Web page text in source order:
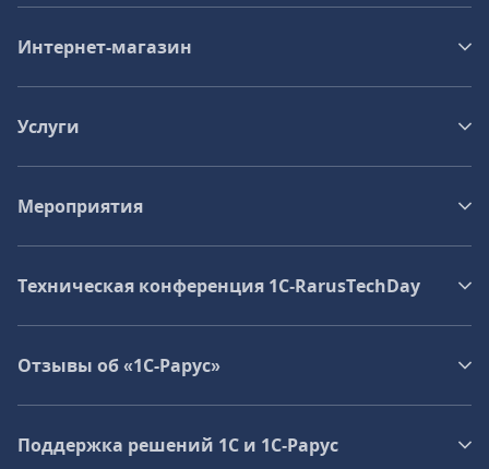
Интернет-магазин
Услуги
Мероприятия
Техническая конференция 1C‑RarusTechDay
Отзывы об «1С-Рарус»
Поддержка решений 1С и 1С‑Рарус